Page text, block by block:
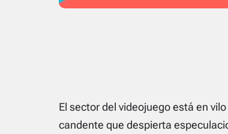
El sector del videojuego está en
candente que despierta